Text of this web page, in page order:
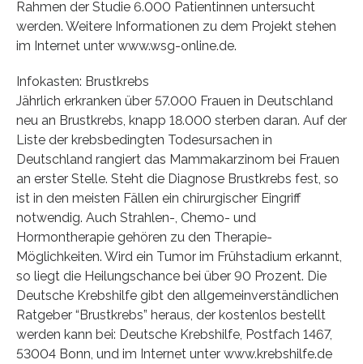
Rahmen der Studie 6.000 Patientinnen untersucht
werden. Weitere Informationen zu dem Projekt stehen
im Internet unter www.wsg-online.de.
Infokasten: Brustkrebs
Jährlich erkranken über 57.000 Frauen in Deutschland
neu an Brustkrebs, knapp 18.000 sterben daran. Auf der
Liste der krebsbedingten Todesursachen in
Deutschland rangiert das Mammakarzinom bei Frauen
an erster Stelle. Steht die Diagnose Brustkrebs fest, so
ist in den meisten Fällen ein chirurgischer Eingriff
notwendig. Auch Strahlen-, Chemo- und
Hormontherapie gehören zu den Therapie-
Möglichkeiten. Wird ein Tumor im Frühstadium erkannt,
so liegt die Heilungschance bei über 90 Prozent. Die
Deutsche Krebshilfe gibt den allgemeinverständlichen
Ratgeber “Brustkrebs” heraus, der kostenlos bestellt
werden kann bei: Deutsche Krebshilfe, Postfach 1467,
53004 Bonn, und im Internet unter www.krebshilfe.de